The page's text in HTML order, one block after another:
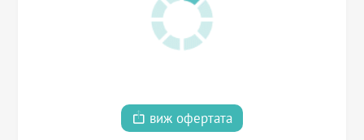
виж офертата